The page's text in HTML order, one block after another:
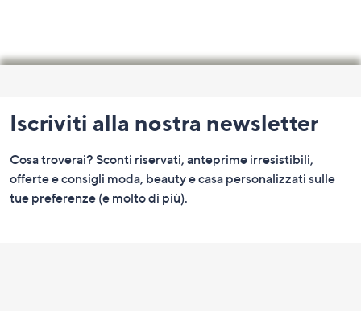
menu
e
informazioni
Iscriviti alla nostra newsletter
Cosa troverai? Sconti riservati, anteprime irresistibili,
offerte e consigli moda, beauty e casa personalizzati sulle
tue preferenze (e molto di più).